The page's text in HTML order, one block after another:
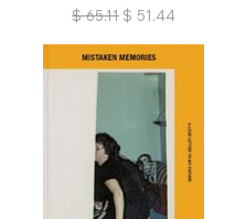
$ 65.11 $ 51.44